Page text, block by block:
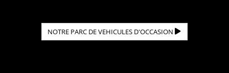
NOTRE PARC DE VEHICULES D'OCCASION